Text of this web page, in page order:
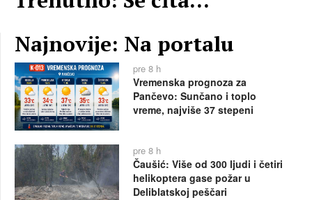
Najnovije: Na portalu
pre 8 h
Vremenska prognoza za
Pančevo: Sunčano i toplo
vreme, najviše 37 stepeni
pre 8 h
Čaušić: Više od 300 ljudi i četiri
helikoptera gase požar u
Deliblatskoj peščari